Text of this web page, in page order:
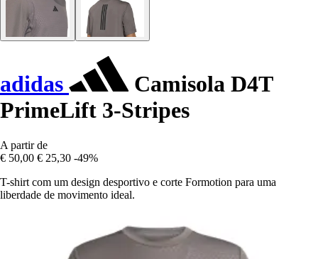
adidas
Camisola D4T
PrimeLift 3-Stripes
A partir de
€ 50,00 € 25,30 -49%
T-shirt com um design desportivo e corte Formotion para uma
liberdade de movimento ideal.